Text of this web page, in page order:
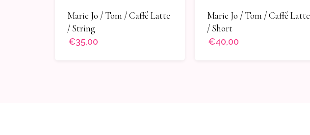
Marie Jo / Tom / Caffé Latte
/ String
€35,00
Marie Jo / Tom / Caffé Latte
/ Short
€40,00